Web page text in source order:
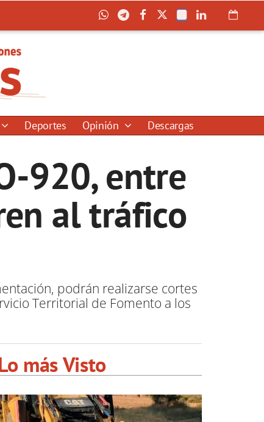
Deportes Opinión Descargas
920, entre
al tráfico
podrán realizarse cortes
Territorial de Fomento a los
más Visto